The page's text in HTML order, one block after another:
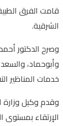
الشرقية.
وأبوحماد،
خدمات المناظير
وقدم وكيل وزارة
الإرتقاء بمستوى